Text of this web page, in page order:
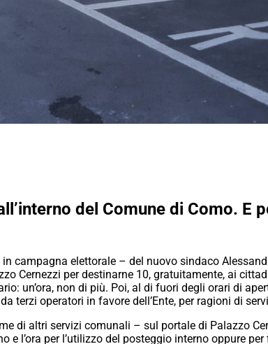
del Comune di Como. E
campagna elettorale – del nuovo sindaco
Cernezzi per destinarne 10, gratuitamente, ai
un’ora, non di più. Poi, al di fuori degli orari di
terzi operatori in favore dell’Ente, per ragioni di
di altri servizi comunali – sul portale di Palazzo
e l’ora per l’utilizzo del posteggio interno oppure